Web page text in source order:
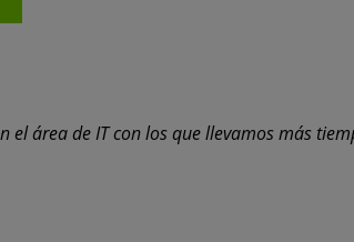
el área de IT con los que llevamos más